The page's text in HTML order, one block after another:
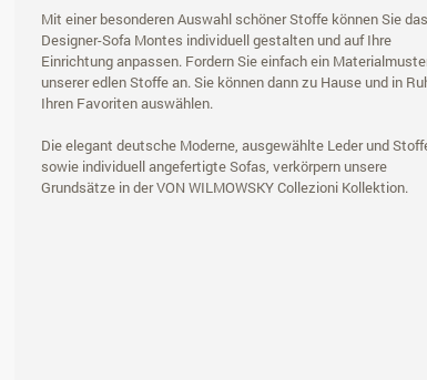
Mit einer besonderen Auswahl schöner Stoffe können Sie das
Designer-Sofa Montes individuell gestalten und auf Ihre
Einrichtung anpassen. Fordern Sie einfach ein
unserer edlen Stoffe an. Sie können dann zu Hause und in
Ihren Favoriten auswählen.
Die elegant deutsche Moderne, ausgewählte Leder und
sowie individuell angefertigte Sofas, verkörpern unsere
Grundsätze in der VON WILMOWSKY Collezioni Kollektion.